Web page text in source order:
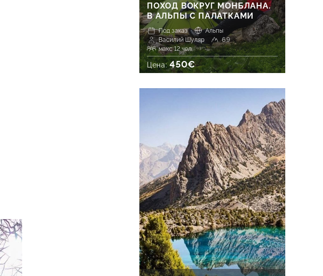
ПОХОД ВОКРУГ МОНБЛАНА.
В АЛЬПЫ С ПАЛАТКАМИ
Под заказ
Альпы
Василий Шуляр
6.9
макс 12 чел.
Цена:450€